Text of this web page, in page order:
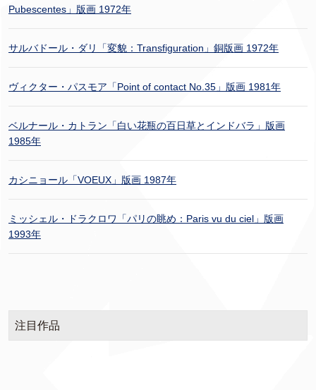
Pubescentes」版画 1972年
サルバドール・ダリ「変貌：Transfiguration」銅版画 1972年
ヴィクター・パスモア「Point of contact No.35」版画 1981年
ベルナール・カトラン「白い花瓶の百日草とインドバラ」版画
1985年
カシニョール「VOEUX」版画 1987年
ミッシェル・ドラクロワ「パリの眺め：Paris vu du ciel」版画
1993年
注目作品